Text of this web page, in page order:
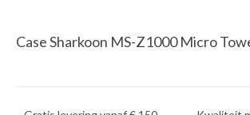
Case Sharkoon MS-Z1000 Micro